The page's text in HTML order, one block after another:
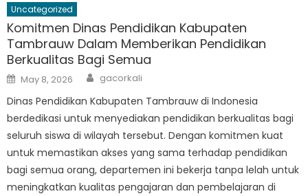
Uncategorized
Komitmen Dinas Pendidikan Kabupaten
Tambrauw Dalam Memberikan Pendidikan
Berkualitas Bagi Semua
Posted
on
May 8, 2026 Author
gacorkali
Dinas Pendidikan Kabupaten Tambrauw di Indonesia
berdedikasi untuk menyediakan pendidikan berkualitas bagi
seluruh siswa di wilayah tersebut. Dengan komitmen kuat
untuk memastikan akses yang sama terhadap pendidikan
bagi semua orang, departemen ini bekerja tanpa lelah untuk
meningkatkan kualitas pengajaran dan pembelajaran di